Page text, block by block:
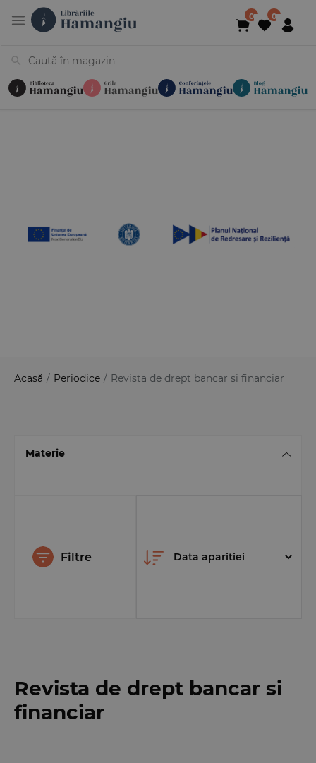
Acasă / Periodice / Revista de drept bancar si financiar
Materie
Filtre
Revista de drept bancar si
financiar